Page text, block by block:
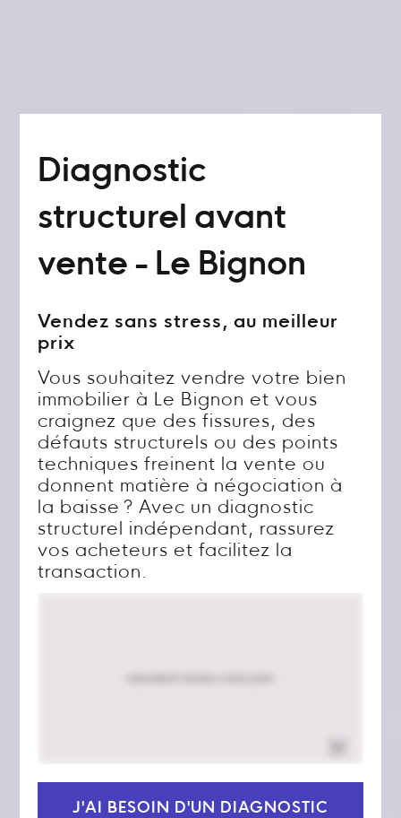
Diagnostic
structurel avant
vente - Le Bignon
Vendez sans stress, au meilleur
prix
Vous souhaitez vendre votre bien
immobilier à Le Bignon et vous
craignez que des fissures, des
défauts structurels ou des points
techniques freinent la vente ou
donnent matière à négociation à
la baisse ? Avec un diagnostic
structurel indépendant, rassurez
vos acheteurs et facilitez la
transaction.
J'AI BESOIN D'UN DIAGNOSTIC